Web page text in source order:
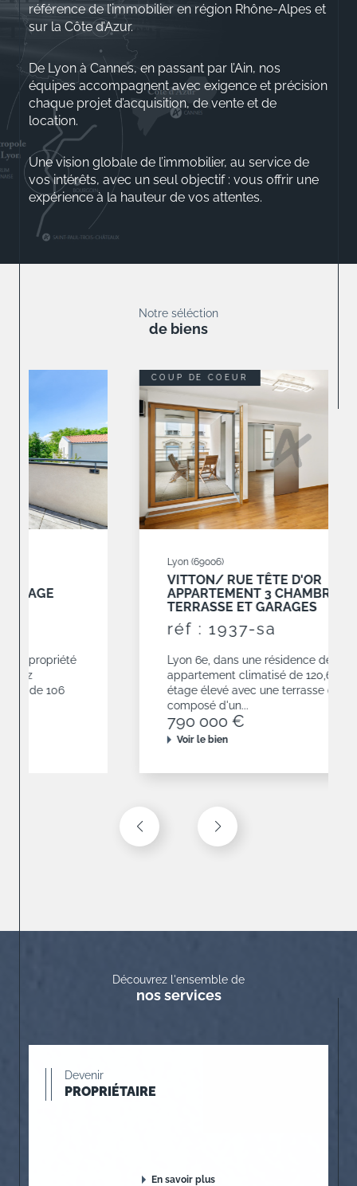
référence de l’immobilier en région Rhône-Alpes et
sur la Côte d’Azur.
De Lyon à Cannes, en passant par l’Ain, nos
équipes accompagnent avec exigence et précision
chaque projet d’acquisition, de vente et de
location.
Une vision globale de l’immobilier, au service de
vos intérêts, avec un seul objectif : vous offrir une
expérience à la hauteur de vos attentes.
Notre séléction
de biens
VITTON/ RUE TÊTE D'OR
APPARTEMENT 3 CHAMBRES AVEC
TERRASSE ET GARAGES
Lyon 6e, dans une résidence de 2010,
appartement climatisé de 120,68 m² situé en
étage élevé avec une terrasse de 19 m². Il est
Découvrez l'ensemble de
nos services
Devenir
PROPRIÉTAIRE
En savoir plus